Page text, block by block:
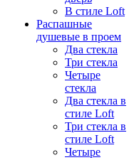
В стиле Loft
Распашные
душевые в проем
Два стекла
Три стекла
Четыре
стекла
Два стекла в
стиле Loft
Три стекла в
стиле Loft
Четыре